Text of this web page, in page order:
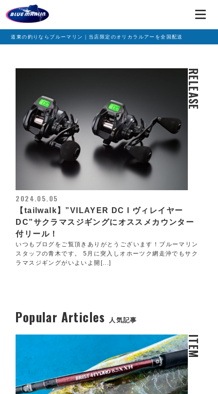
道東の釣りならブルーマリン｜当店限定のオリカラルアーを全国配送
RELEASE
2024.05.05
【tailwalk】”VILAYER DC l ヴィレイヤー
DC”サクラマスジギングにオススメカウンター
付リール！
いつもブログをご覧頂きありがとうございます！ブルーマリン
スタッフの青木です。 5月に突入しオホーツク網走沖でもサク
ラマスジギングがいよいよ開[...]
Popular Articles 人気記事
ITEM